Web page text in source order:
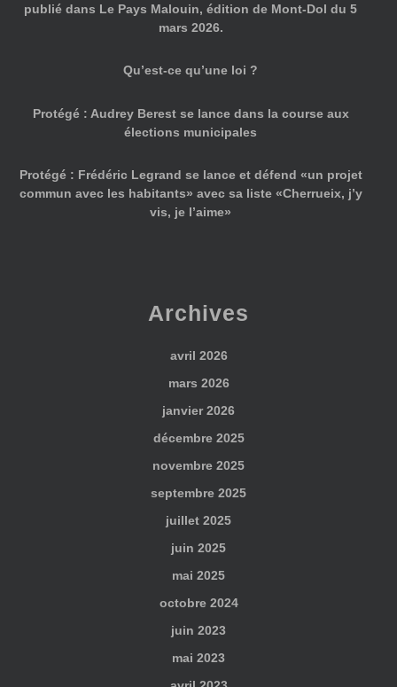
publié dans Le Pays Malouin, édition de Mont-Dol du 5
mars 2026.
Qu’est-ce qu’une loi ?
Protégé : Audrey Berest se lance dans la course aux
élections municipales
Protégé : Frédéric Legrand se lance et défend «un projet
commun avec les habitants» avec sa liste «Cherrueix, j’y
vis, je l’aime»
Archives
avril 2026
mars 2026
janvier 2026
décembre 2025
novembre 2025
septembre 2025
juillet 2025
juin 2025
mai 2025
octobre 2024
juin 2023
mai 2023